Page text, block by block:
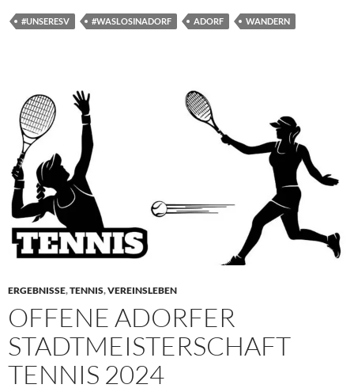
#UNSERESV #WASLOSINADORF ADORF WANDERN
ERGEBNISSE,TENNIS,VEREINSLEBEN
OFFENE ADORFER
STADTMEISTERSCHAFT
TENNIS 2024